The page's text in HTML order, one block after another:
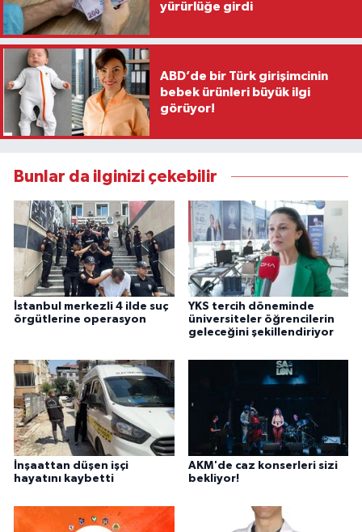
yürürlüğe girdi
ABD’de bir Türk girişimcinin
bebek ürünleri büyük ilgi
görüyor!
Bunlar da ilginizi çekebilir
İstanbul merkezli 4 ilde suç
örgütlerine operasyon
YKS tercih döneminde
üniversiteler öğrencilerin
geleceğini şekillendiriyor
İnşaattan düşen işçi
hayatını kaybetti
AKM'de caz konserleri sizi
bekliyor!